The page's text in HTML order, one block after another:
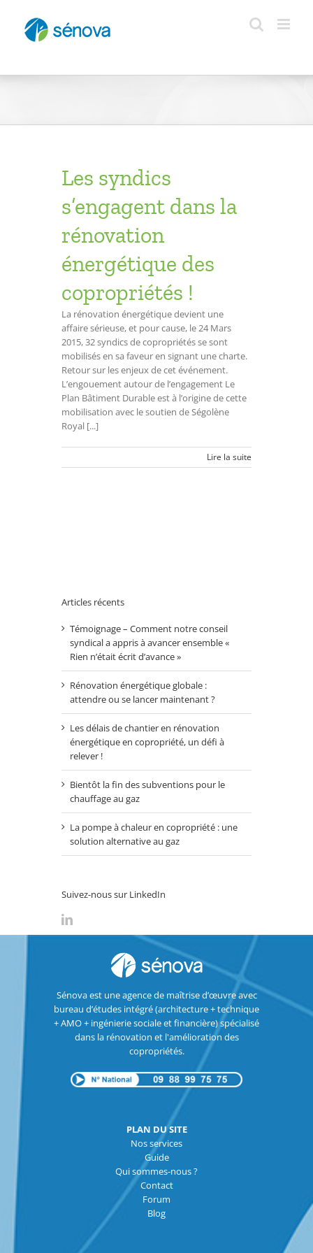
contenu
Les syndics
s’engagent dans la
rénovation
énergétique des
copropriétés !
La rénovation énergétique devient une
affaire sérieuse, et pour cause, le 24 Mars
2015, 32 syndics de copropriétés se sont
mobilisés en sa faveur en signant une charte.
Retour sur les enjeux de cet événement.
L’engouement autour de l’engagement Le
Plan Bâtiment Durable est à l’origine de cette
mobilisation avec le soutien de Ségolène
Royal [...]
Lire la suite
Articles récents
Témoignage – Comment notre conseil
syndical a appris à avancer ensemble «
Rien n’était écrit d’avance »
Rénovation énergétique globale :
attendre ou se lancer maintenant ?
Les délais de chantier en rénovation
énergétique en copropriété, un défi à
relever !
Bientôt la fin des subventions pour le
chauffage au gaz
La pompe à chaleur en copropriété : une
solution alternative au gaz
Suivez-nous sur LinkedIn
Sénova est une agence de maîtrise d’œuvre avec
bureau d’études intégré (architecture + technique
+ AMO + ingénierie sociale et financière) spécialisé
dans la rénovation et l'amélioration des
copropriétés.
PLAN DU SITE
Nos services
Guide
Qui sommes-nous ?
Contact
Forum
Blog